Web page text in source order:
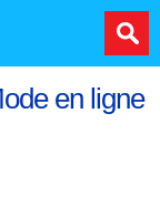
en ligne